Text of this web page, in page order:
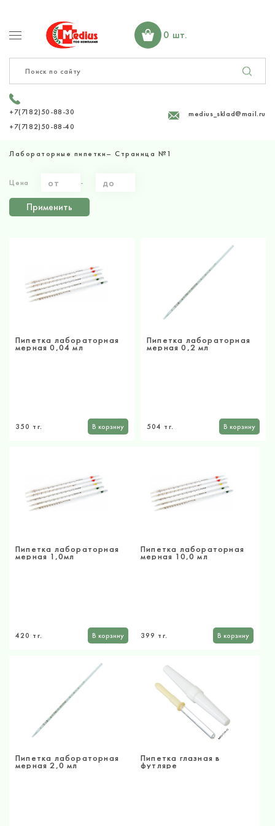
0 шт.
+7(7182)50-88-30
+7(7182)50-88-40
medius_sklad@mail.ru
Лабораторные пипетки– Страница №1
Цена -
Применить
Пипетка лабораторная
мерная 0,04 мл
350 тг. В корзину
Пипетка лабораторная
мерная 0,2 мл
504 тг. В корзину
Пипетка лабораторная
мерная 1,0мл
420 тг. В корзину
Пипетка лабораторная
мерная 10,0 мл
399 тг. В корзину
Пипетка лабораторная
мерная 2,0 мл
Пипетка глазная в
футляре